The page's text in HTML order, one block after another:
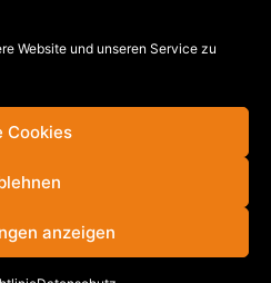
Website und unseren Service zu
Cookies
anzeigen
VOGEL-BAU